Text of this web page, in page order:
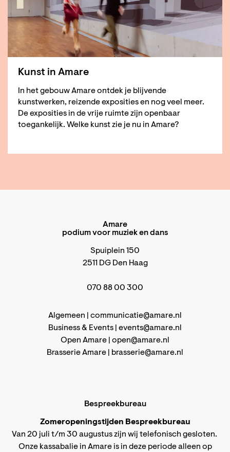
Kunst in Amare
In het gebouw Amare ontdek je blijvende
kunstwerken, reizende exposities en nog veel meer.
De exposities in de vrije ruimte zijn openbaar
toegankelijk. Welke kunst zie je nu in Amare?
Amare
podium voor muziek en dans
Spuiplein 150
2511 DG Den Haag
070 88 00 300
Algemeen | communicatie@amare.nl
Business & Events | events@amare.nl
Open Amare | open@amare.nl
Brasserie Amare | brasserie@amare.nl
Bespreekbureau
Zomeropeningstijden Bespreekbureau
Van 20 juli t/m 30 augustus zijn wij telefonisch gesloten.
Onze kassabalie in Amare is in deze periode alleen op